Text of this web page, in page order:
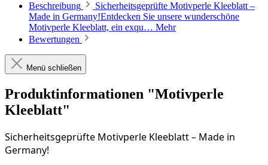
Beschreibung
Sicherheitsgeprüfte Motivperle Kleeblatt –
Made in Germany!Entdecken Sie unsere wunderschöne
Motivperle Kleeblatt, ein exqu… Mehr
Bewertungen
Menü schließen
Produktinformationen "Motivperle
Kleeblatt"
Sicherheitsgeprüfte Motivperle Kleeblatt – Made in
Germany!